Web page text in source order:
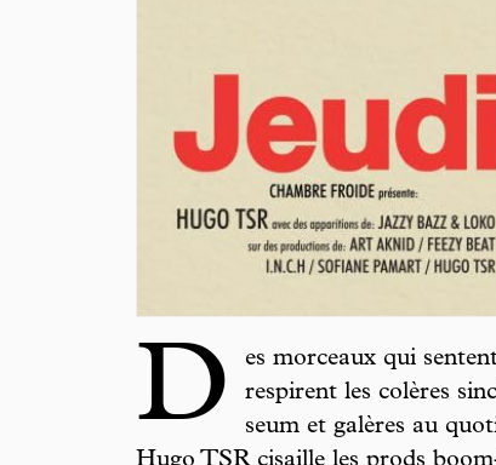
D
es morceaux qui
respirent les colères
seum et galères au